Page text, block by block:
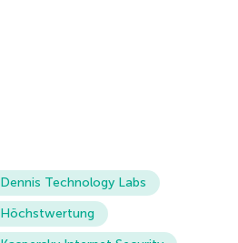
Dennis Technology Labs
Höchstwertung